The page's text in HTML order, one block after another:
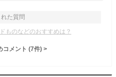
た質問
ものなどのおすすめは？
コメント (7件) >